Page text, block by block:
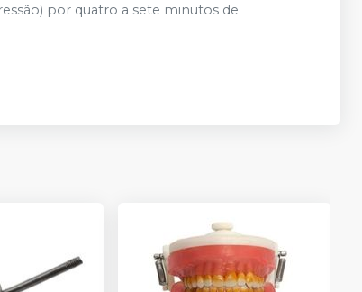
por quatro a sete minutos de